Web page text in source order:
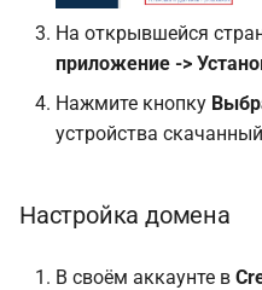
На открывшейся
приложение ->
Нажмите кнопку
устройства
Настройка домена
В своём аккаунте в